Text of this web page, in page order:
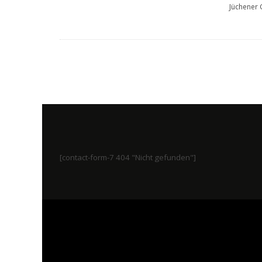
Jüchener
[contact-form-7 404 "Nicht gefunden"]